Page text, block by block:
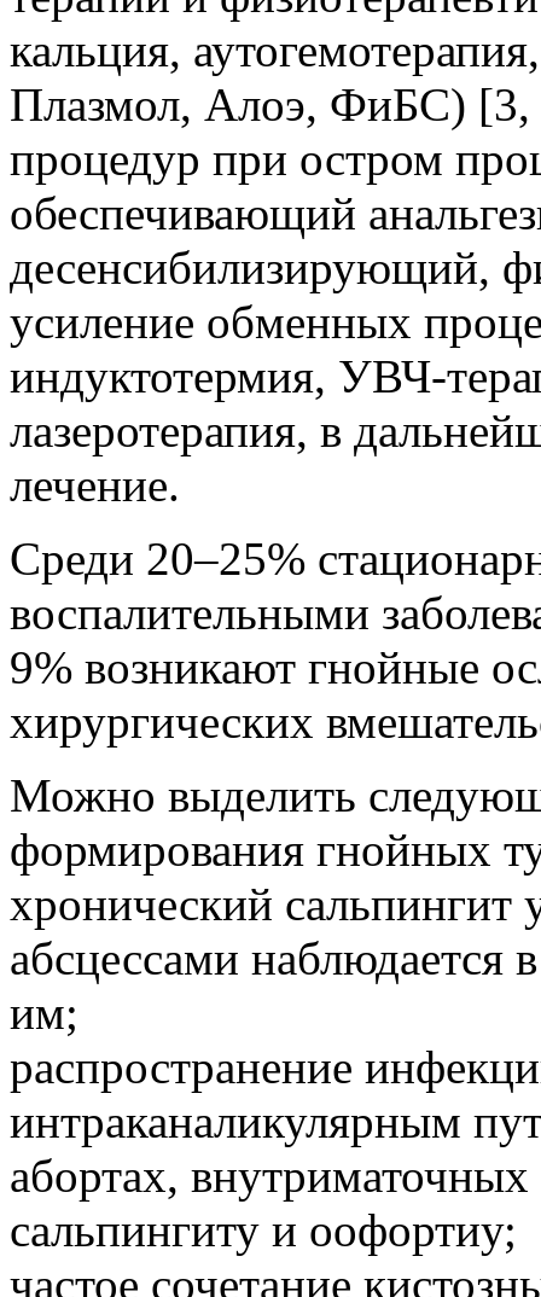
кальция,
Плазмол, Алоэ, ФиБС) [3,
процедур при остром
обеспечивающий
десенсибилизирующий,
усиление обменных
индуктотермия, УВЧ-
лазеротерапия, в
лечение.
Среди 20–25%
воспалительными
9% возникают гнойные
хирургических
Можно выделить
формирования гнойных
хронический
абсцессами наблюдается
им;
распространение
интраканаликулярным
абортах,
сальпингиту и оофортиу;
частое сочетание